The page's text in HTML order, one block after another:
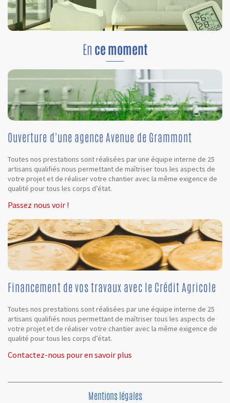
En ce moment
Ouverture d'une agence Avenue de Grammont
Toutes nos prestations sont réalisées par une équipe interne de 25
artisans qualifiés nous permettant de maîtriser tous les aspects de
votre projet et de réaliser votre chantier avec la même exigence de
qualité pour tous les corps d’état.
Passez nous voir !
Financement de vos travaux avec le Crédit Agricole
Toutes nos prestations sont réalisées par une équipe interne de 25
artisans qualifiés nous permettant de maîtriser tous les aspects de
votre projet et de réaliser votre chantier avec la même exigence de
qualité pour tous les corps d’état.
Contactez-nous pour en savoir plus
Mentions légales